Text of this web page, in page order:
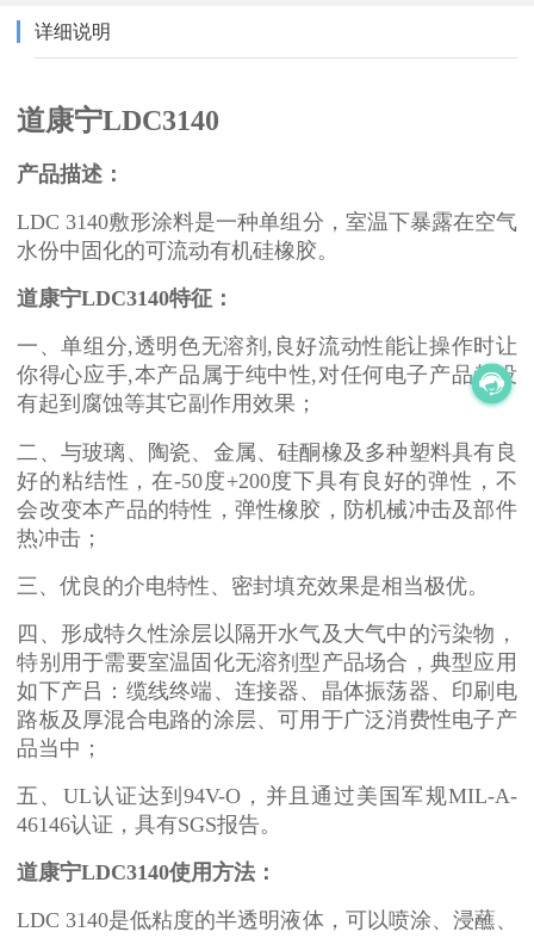
详细说明
道康宁LDC3140
产品描述：
LDC 3140敷形涂料是一种单组分，室温下暴露在空气
水份中固化的可流动有机硅橡胶。
道康宁LDC3140特征：
一、单组分,透明色无溶剂,良好流动性能让操作时让
你得心应手,本产品属于纯中性,对任何电子产品都没
有起到腐蚀等其它副作用效果；
二、与玻璃、陶瓷、金属、硅酮橡及多种塑料具有良
好的粘结性，在-50度+200度下具有良好的弹性，不
会改变本产品的特性，弹性橡胶，防机械冲击及部件
热冲击；
三、优良的介电特性、密封填充效果是相当极优。
四、形成特久性涂层以隔开水气及大气中的污染物，
特别用于需要室温固化无溶剂型产品场合，典型应用
如下产吕：缆线终端、连接器、晶体振荡器、印刷电
路板及厚混合电路的涂层、可用于广泛消费性电子产
品当中；
五、UL认证达到94V-O，并且通过美国军规MIL-A-
46146认证，具有SGS报告。
道康宁LDC3140使用方法：
LDC 3140是低粘度的半透明液体，可以喷涂、浸蘸、